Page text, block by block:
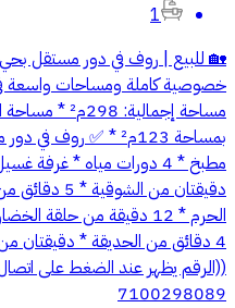
1
🏡 للبيع | روف في دور مستقل
خصوصية كاملة ومساحات واسعة
مطبخ * 4 دورات مياه *
4 دقائق من الحديقة * دقيقتان
((الرقم يظهر عند الضغط على
7100298089